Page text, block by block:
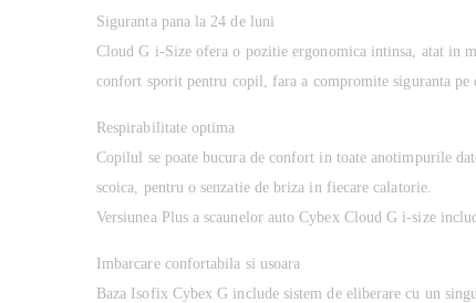
Siguranta pana la 24 de luni
Cloud G i-Size ofera o pozitie ergonomica intinsa, atat in
confort sporit pentru copil, fara a compromite siguranta pe
Respirabilitate optima
Copilul se poate bucura de confort in toate anotimpurile
scoica, pentru o senzatie de briza in fiecare calatorie.
Versiunea Plus a scaunelor auto Cybex Cloud G i-size
Imbarcare confortabila si usoara
Baza Isofix Cybex G include sistem de eliberare cu un